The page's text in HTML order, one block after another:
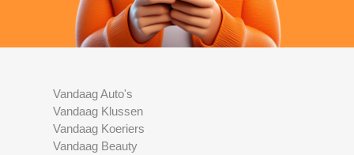
Vandaag Auto's
Vandaag Klussen
Vandaag Koeriers
Vandaag Beauty